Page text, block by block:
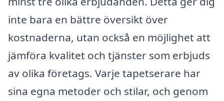
inte bara en bättre översikt över
kostnaderna, utan också en möjlighet att
jämföra kvalitet och tjänster som erbjuds
av olika företags. Varje tapetserare har
sina egna metoder och stilar, och genom